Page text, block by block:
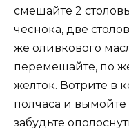
смешайте 2
чеснока, две
же оливкового
перемешайте, по
желток. Вотрите в
полчаса и
забудьте